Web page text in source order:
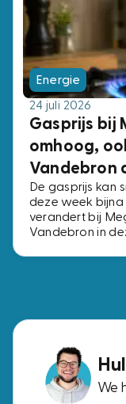
Energie
24 juli 2026
Gasprijs bij
omhoog,
Vandebron
De gasprijs kan
deze week bijna
verandert bij
Vandebron in
We